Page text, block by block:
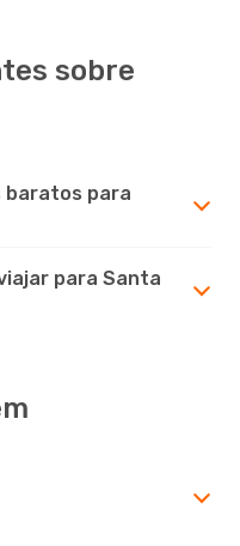
sobre
baratos para
para Santa